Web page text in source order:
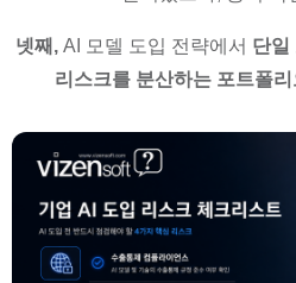
넷째,AI 모델 도입 전략에서 단일
리스크를 분산하는 포트폴